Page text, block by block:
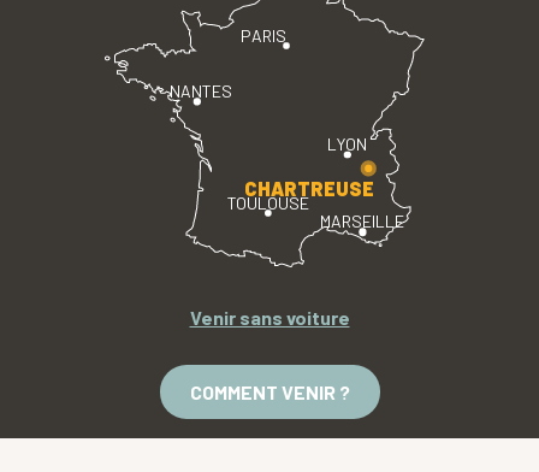
PARIS
LYON
TOULOUSE
MARSEILLE
NANTES
CHARTREUSE
Venir sans voiture
COMMENT VENIR ?